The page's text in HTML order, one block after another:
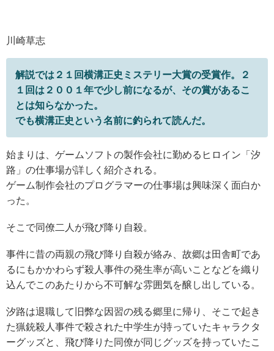
川崎草志
解説では２１回横溝正史ミステリー大賞の受賞作。２
１回は２００１年で少し前になるが、その賞があるこ
とは知らなかった。
でも横溝正史という名前に釣られて読んだ。
始まりは、ゲームソフトの製作会社に勤めるヒロイン「汐
路」の仕事場が詳しく紹介される。
ゲーム制作会社のプログラマーの仕事場は興味深く面白か
った。
そこで同僚二人が飛び降り自殺。
事件に昔の両親の飛び降り自殺が絡み、故郷は田舎町であ
るにもかかわらず殺人事件の発生率が高いことなどを織り
込んでこのあたりから不可解な雰囲気を醸し出している。
汐路は退職して旧弊な因習の残る郷里に帰り、そこで起き
た猟銃殺人事件で殺された中学生が持っていたキャラクタ
ーグッズと、飛び降りた同僚が同じグッズを持っていたこ